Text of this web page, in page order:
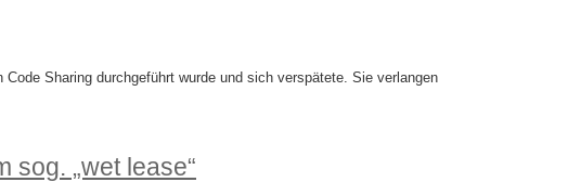
Sharing durchgeführt wurde und sich verspätete. Sie verlangen
sog. „wet lease“